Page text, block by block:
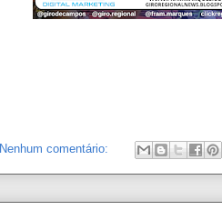
Nenhum comentário: